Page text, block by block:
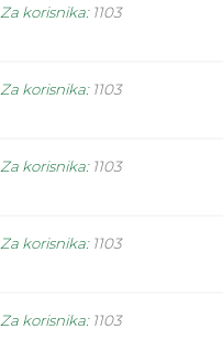
Za korisnika: 1103
Za korisnika: 1103
Za korisnika: 1103
Za korisnika: 1103
Za korisnika: 1103